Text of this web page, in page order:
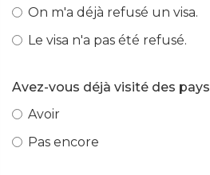
On m'a déjà refusé un visa.
Le visa n'a pas été refusé.
Avez-vous déjà visité des pays
Avoir
Pas encore